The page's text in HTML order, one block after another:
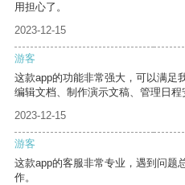
用担心了。
2023-12-15
游客
这款app的功能非常强大，可以满足
编辑文档、制作演示文稿、管理日程
2023-12-15
游客
这款app的客服非常专业，遇到问题
作。